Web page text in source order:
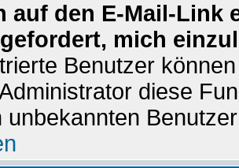
auf den E-Mail-Link
mich
Benutzer
diese
unbekannten